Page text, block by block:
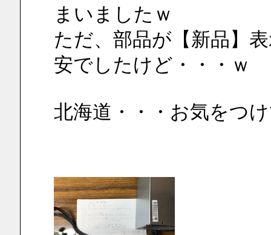
まいましたｗ
ただ、部品が【新品】
安でしたけど・・・ｗ
北海道・・・お気をつ